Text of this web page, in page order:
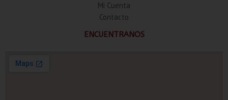
Mi Cuenta
Contacto
ENCUENTRANOS